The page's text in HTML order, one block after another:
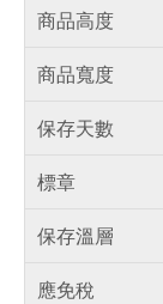
商品高度
商品寬度
保存天數
標章
保存溫層
應免稅